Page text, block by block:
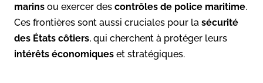
marins ou exercer des contrôles de police maritime.
Ces frontières sont aussi cruciales pour la sécurité
des États côtiers, qui cherchent à protéger leurs
intérêts économiques et stratégiques.